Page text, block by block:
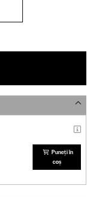
Puneți în
coș